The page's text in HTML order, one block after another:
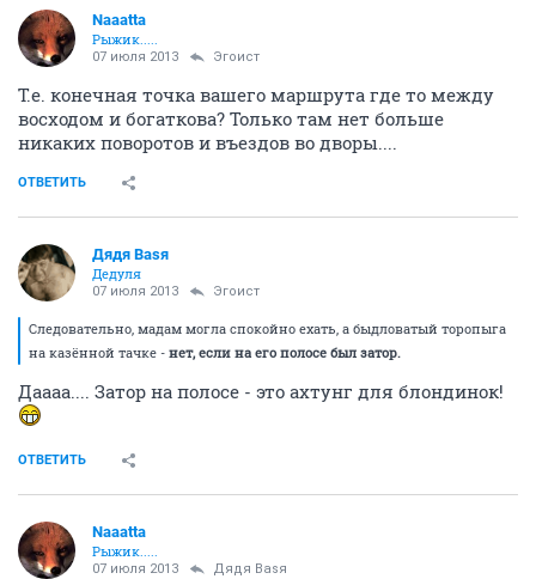
Naaatta
Рыжик.....
07 июля 2013 Эгоист
Т.е. конечная точка вашего маршрута где то между
восходом и богаткова? Только там нет больше
никаких поворотов и въездов во дворы....
ОТВЕТИТЬ
Дядя Ваsя
Дедуля
07 июля 2013 Эгоист
Следовательно, мадам могла спокойно ехать, а быдловатый торопыга
на казённой тачке - нет, если на его полосе был затор.
Даааа.... Затор на полосе - это ахтунг для блондинок!
ОТВЕТИТЬ
Naaatta
Рыжик.....
07 июля 2013 Дядя Ваsя